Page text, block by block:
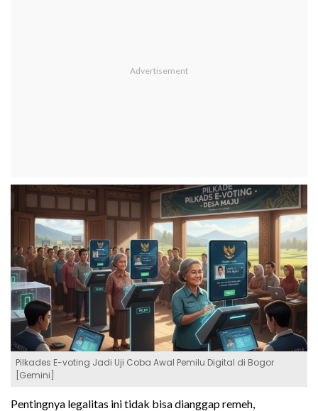
Pilkades E-voting Jadi Uji Coba Awal Pemilu Digital di Bogor
[Gemini]
Pentingnya legalitas ini tidak bisa dianggap remeh,